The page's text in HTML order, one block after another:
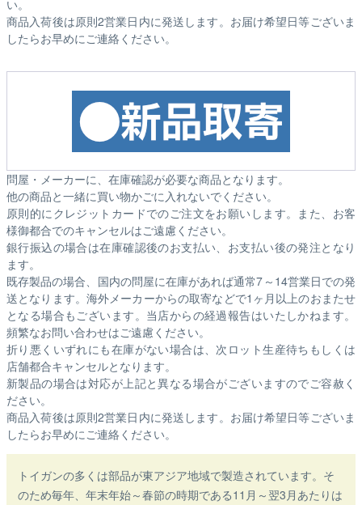
い。
商品入荷後は原則2営業日内に発送します。お届け希望日等ございま
したらお早めにご連絡ください。
問屋・メーカーに、在庫確認が必要な商品となります。
他の商品と一緒に買い物かごに入れないでください。
原則的にクレジットカードでのご注文をお願いします。また、お客
様御都合でのキャンセルはご遠慮ください。
銀行振込の場合は在庫確認後のお支払い、お支払い後の発注となり
ます。
既存製品の場合、国内の問屋に在庫があれば通常7～14営業日での発
送となります。海外メーカーからの取寄などで1ヶ月以上のおまたせ
となる場合もございます。 当店からの経過報告はいたしかねます。
頻繁なお問い合わせはご遠慮ください。
折り悪くいずれにも在庫がない場合は、次ロット生産待ちもしくは
店舗都合キャンセルとなります。
新製品の場合は対応が上記と異なる場合がございますのでご容赦く
ださい。
商品入荷後は原則2営業日内に発送します。お届け希望日等ございま
したらお早めにご連絡ください。
トイガンの多くは部品が東アジア地域で製造されています。そ
のため毎年、年末年始～春節の時期である11月～翌3月あたりは